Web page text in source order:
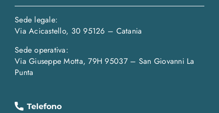
Sede legale:
Via Acicastello, 30 95126 – Catania
Sede operativa:
Via Giuseppe Motta, 79H 95037 – San Giovanni La
Punta
Telefono